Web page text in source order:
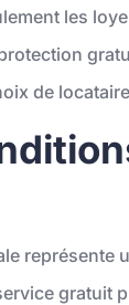
les
de
représente
gratuit